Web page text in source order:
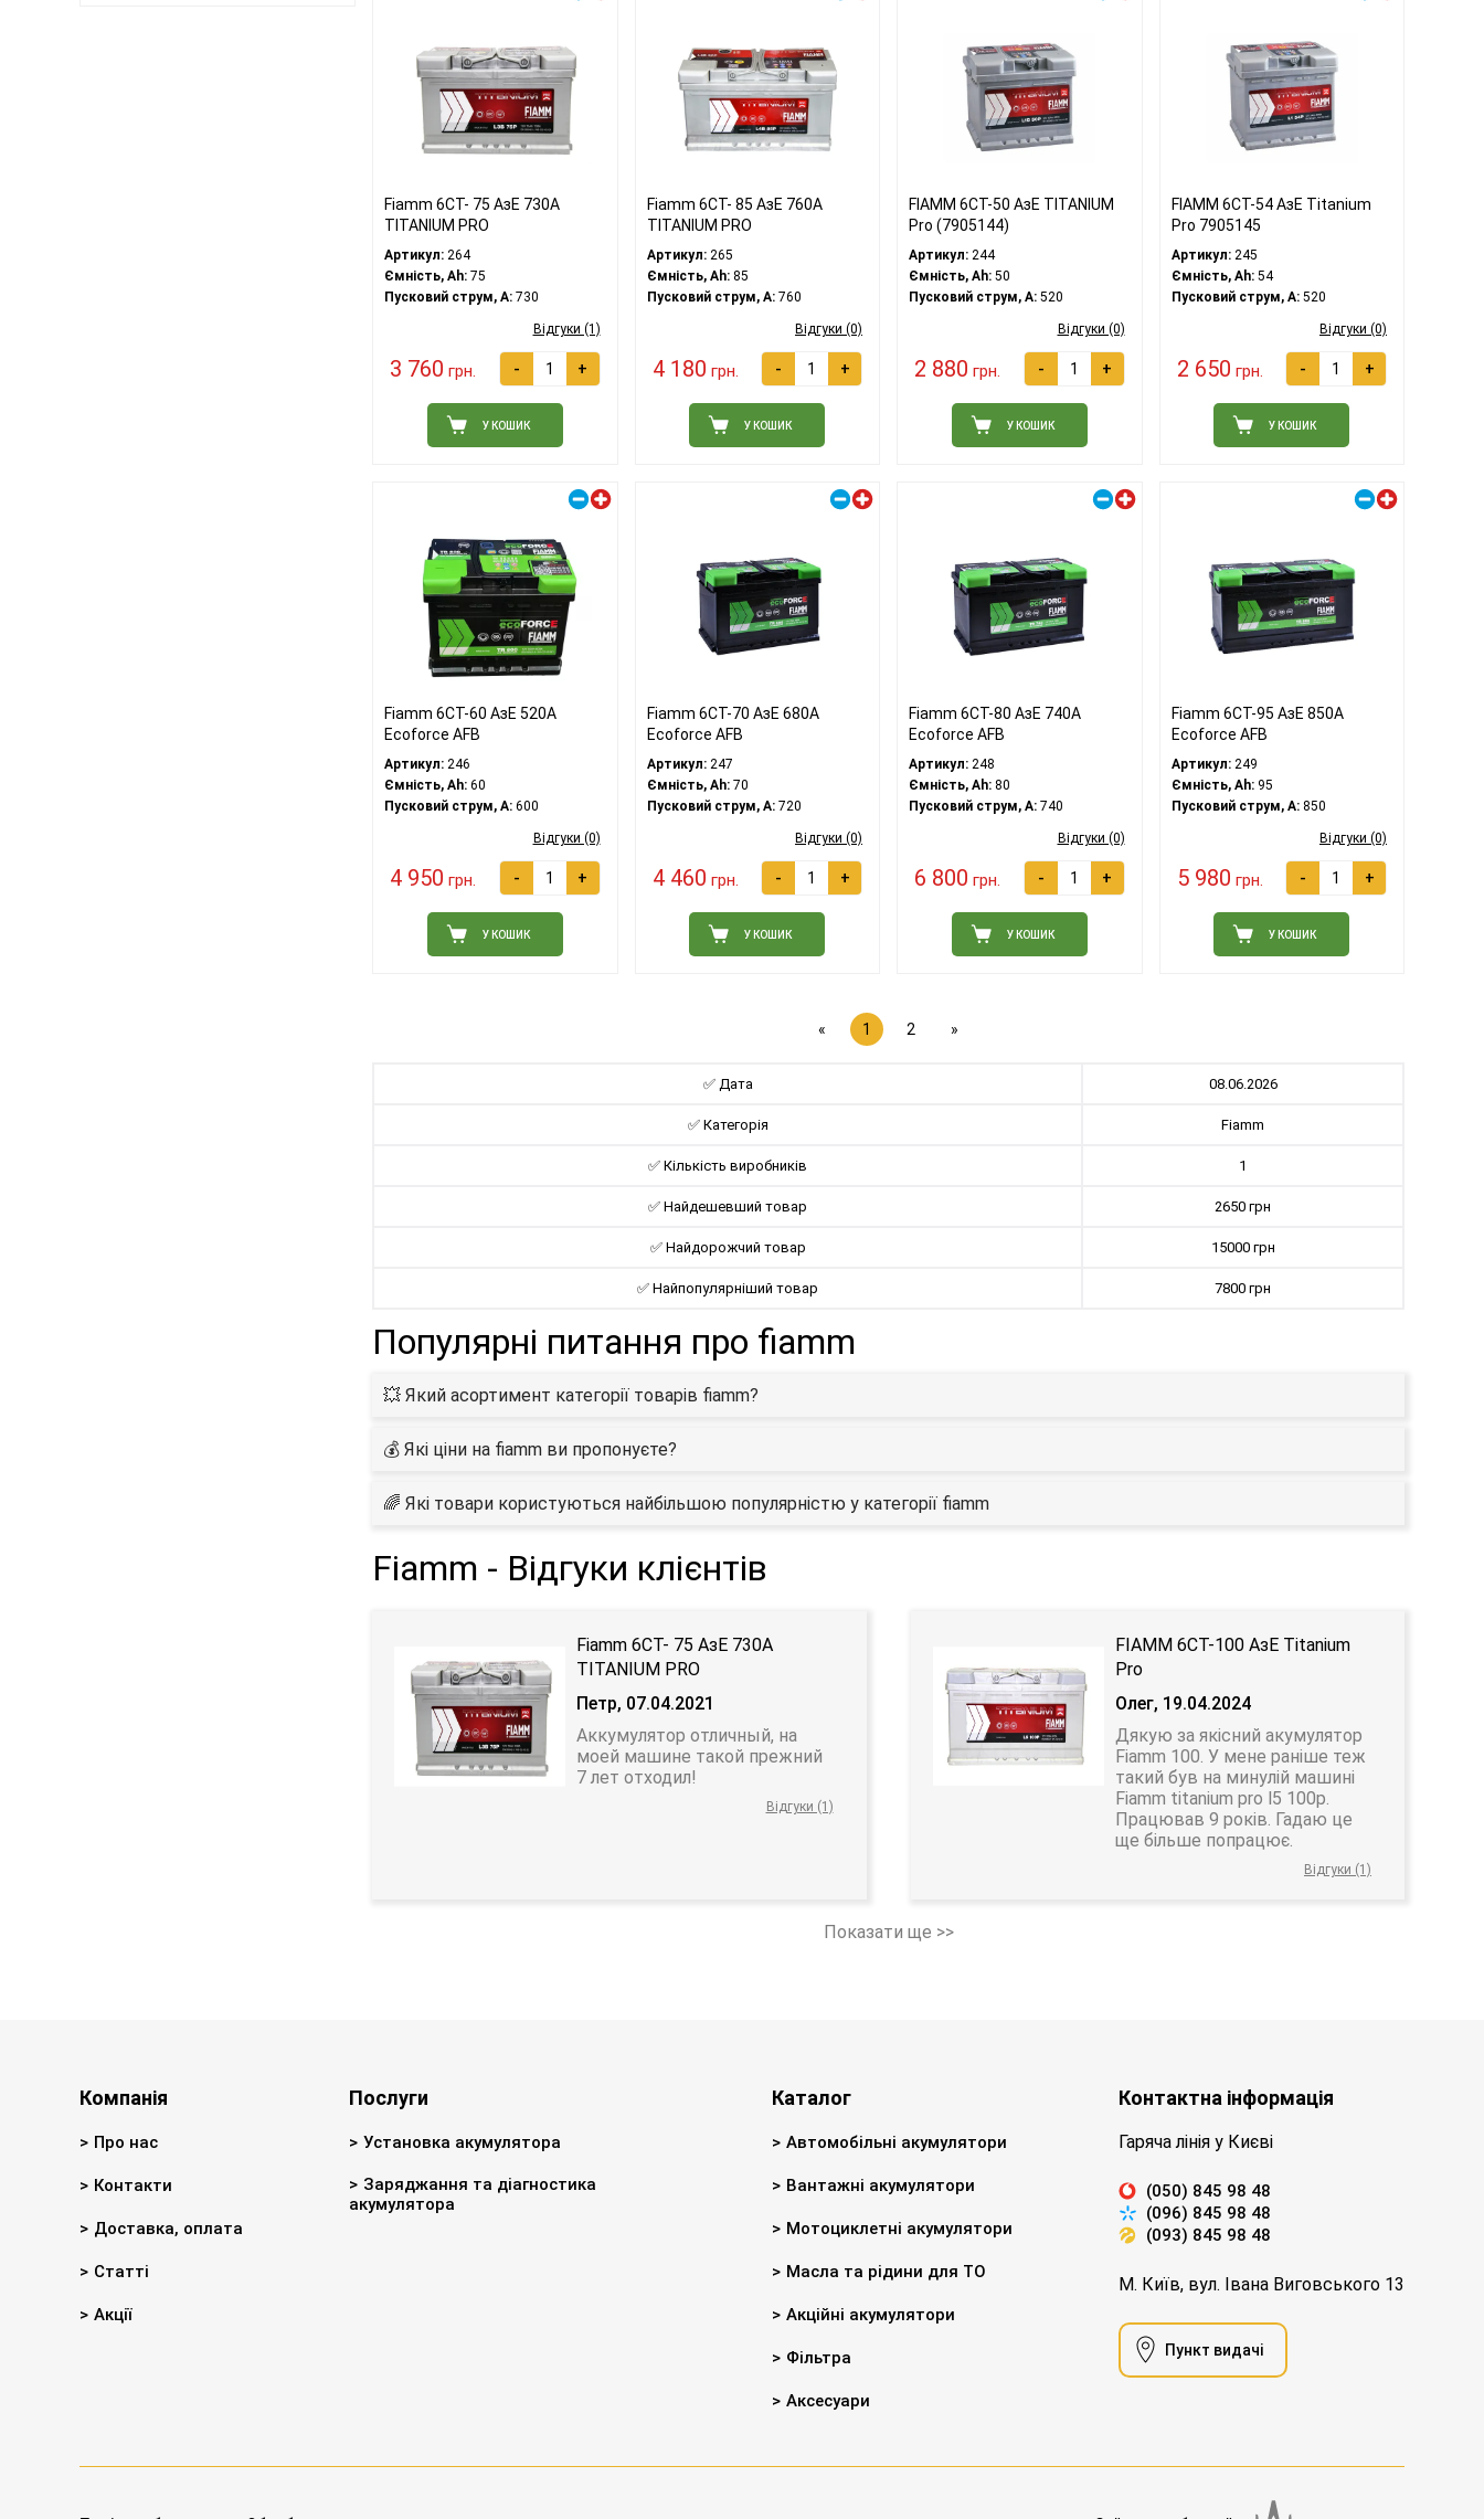
Fiamm 6СТ- 75 АзЕ 730А
TITANIUM PRO
Артикул: 264
Ємність, Ah: 75
Пусковий струм, A: 730
Відгуки (1)
3 760 грн. - +
У КОШИК
Fiamm 6СТ- 85 АзЕ 760А
TITANIUM PRO
Артикул:265
Ємність, Ah:85
Пусковий струм, A:760
Відгуки (0)
4 180 грн. - +
У КОШИК
FIAMM 6СТ-50 АзЕ TITANIUM
Pro (7905144)
Артикул: 244
Ємність, Ah: 50
Пусковий струм, A: 520
Відгуки (0)
2 880 грн. - +
У КОШИК
FIAMM 6СТ-54 АзЕ Titanium
Pro 7905145
Артикул:245
Ємність, Ah:54
Пусковий струм, A:520
Відгуки (0)
2 650 грн. - +
У КОШИК
Fiamm 6СТ-60 АзЕ 520А
Ecoforce AFB
Артикул: 246
Ємність, Ah: 60
Пусковий струм, A: 600
Відгуки (0)
4 950 грн. - +
У КОШИК
Fiamm 6СТ-70 АзЕ 680А
Ecoforce AFB
Артикул:247
Ємність, Ah:70
Пусковий струм, A:720
Відгуки (0)
4 460 грн. - +
У КОШИК
Fiamm 6СТ-80 АзЕ 740A
Ecoforce AFB
Артикул: 248
Ємність, Ah: 80
Пусковий струм, A: 740
Відгуки (0)
6 800 грн. - +
У КОШИК
Fiamm 6СТ-95 АзЕ 850А
Ecoforce AFB
Артикул:249
Ємність, Ah:95
Пусковий струм, A:850
Відгуки (0)
5 980 грн. - +
У КОШИК
« 1 2 »
✅ Дата 08.06.2026
✅ Категорія Fiamm
✅ Кількість виробників 1
✅ Найдешевший товар 2650 грн
✅ Найдорожчий товар 15000 грн
✅ Найпопулярніший товар 7800 грн
Популярні питання про fiamm
💥 Який асортимент категорії товарів fiamm?
💰 Які ціни на fiamm ви пропонуєте?
🌈 Які товари користуються найбільшою популярністю у категорії fiamm
Fiamm - Відгуки клієнтів
Fiamm 6СТ- 75 АзЕ 730А
TITANIUM PRO
Петр, 07.04.2021
Аккумулятор отличный, на
моей машине такой прежний
7 лет отходил!
Відгуки (1)
FIAMM 6СТ-100 АзЕ Titanium
Pro
Олег, 19.04.2024
Дякую за якісний акумулятор
Fiamm 100. У мене раніше теж
такий був на минулій машині
Fiamm titanium pro l5 100p.
Працював 9 років. Гадаю це
ще більше попрацює.
Відгуки (1)
Показати ще >>
Компанія
Про нас
Контакти
Доставка, оплата
Статті
Акції
Послуги
Установка акумулятора
Заряджання та діагностика
акумулятора
Каталог
Автомобільні акумулятори
Вантажні акумулятори
Мотоциклетні акумулятори
Масла та рідини для ТО
Акційні акумулятори
Фільтра
Аксесуари
Контактна інформація
Гаряча лінія у Києві
(050) 845 98 48
(096) 845 98 48
(093) 845 98 48
М. Київ, вул. Івана Виговського 13
Пункт видачі